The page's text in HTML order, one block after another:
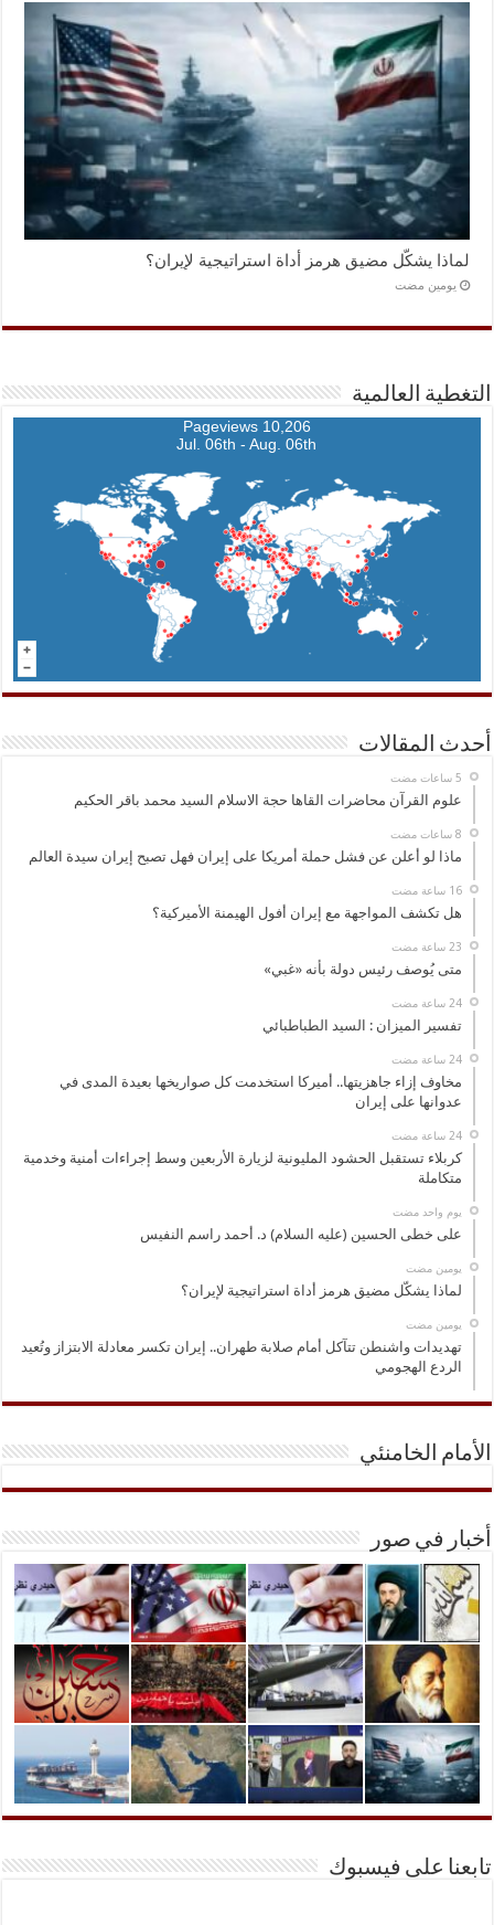
لماذا يشكّل مضيق هرمز أداة استراتيجية لإيران؟
‏يومين مضت
التغطية العالمية
10,206 Pageviews
Jul. 06th - Aug. 06th
أحدث المقالات
علوم القرآن محاضرات القاها حجة الاسلام السيد محمد باقر الحكيم
ماذا لو أعلن عن فشل حملة أمريكا على إيران فهل تصبح إيران سيدة العالم
‏16 ساعة مضت
هل تكشف المواجهة مع إيران أفول الهيمنة الأميركية؟
متى يُوصف رئيس دولة بأنه «غبي»
‏24 ساعة مضت
تفسير الميزان : السيد الطباطبائي
‏24 ساعة مضت
مخاوف إزاء جاهزيتها.. أميركا استخدمت كل صواريخها بعيدة المدى في
عدوانها على إيران
‏24 ساعة مضت
كربلاء تستقبل الحشود المليونية لزيارة الأربعين وسط إجراءات أمنية وخدمية
متكاملة
‏يوم واحد مضت
على خطى الحسين (عليه السلام) د. أحمد راسم النفيس
‏يومين مضت
لماذا يشكّل مضيق هرمز أداة استراتيجية لإيران؟
‏يومين مضت
تهديدات واشنطن تتآكل أمام صلابة طهران.. إيران تكسر معادلة الابتزاز وتُعيد
الردع الهجومي
الأمام الخامنئي
أخبار في صور
تابعنا على فيسبوك